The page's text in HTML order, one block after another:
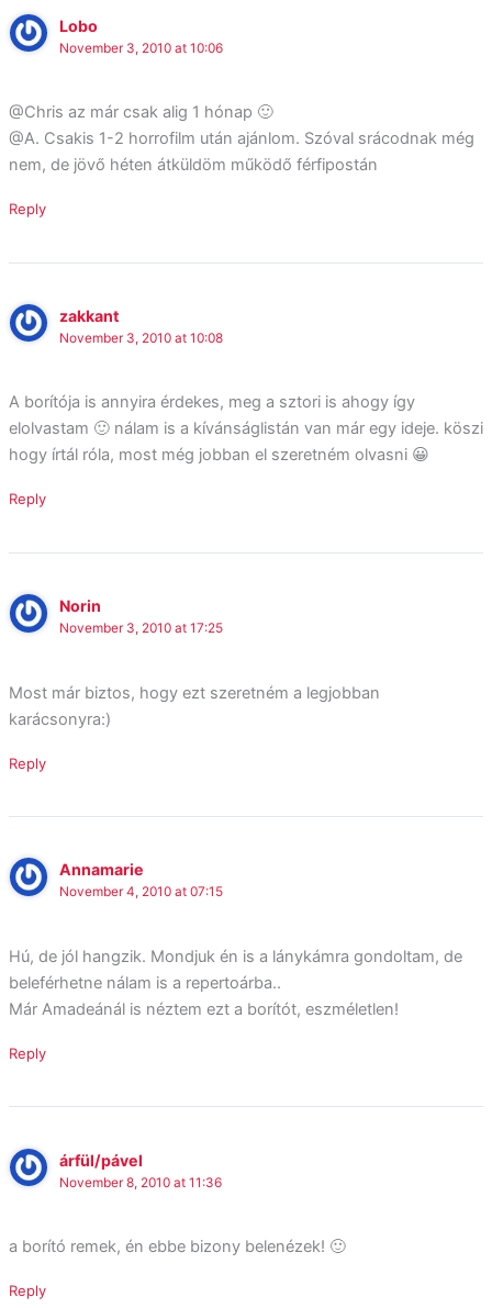
Lobo
November 3, 2010 at 10:06
@Chris az már csak alig 1 hónap 🙂
@A. Csakis 1-2 horrofilm után ajánlom. Szóval srácodnak még
nem, de jövő héten átküldöm működő férfipostán
Reply
zakkant
November 3, 2010 at 10:08
A borítója is annyira érdekes, meg a sztori is ahogy így
elolvastam 🙂 nálam is a kívánságlistán van már egy ideje. köszi
hogy írtál róla, most még jobban el szeretném olvasni 😀
Reply
Norin
November 3, 2010 at 17:25
Most már biztos, hogy ezt szeretném a legjobban
karácsonyra:)
Reply
Annamarie
November 4, 2010 at 07:15
Hú, de jól hangzik. Mondjuk én is a lánykámra gondoltam, de
beleférhetne nálam is a repertoárba..
Már Amadeánál is néztem ezt a borítót, eszméletlen!
Reply
árfül/pável
November 8, 2010 at 11:36
a borító remek, én ebbe bizony belenézek! 🙂
Reply